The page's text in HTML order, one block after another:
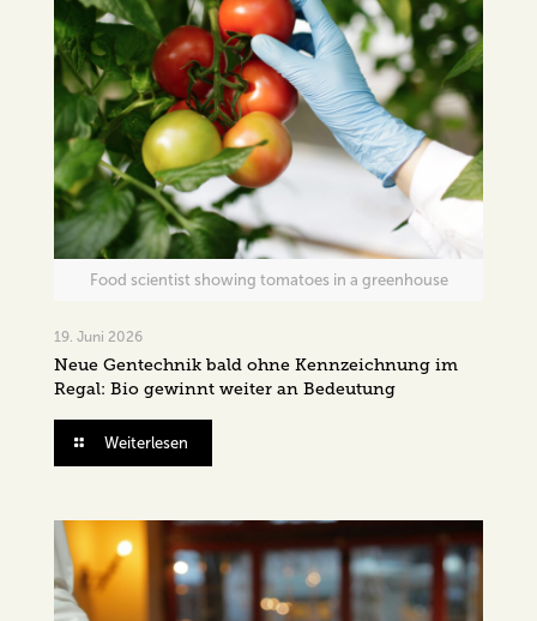
Food scientist showing tomatoes in a greenhouse
19. Juni 2026
Neue Gentechnik bald ohne Kennzeichnung im
Regal: Bio gewinnt weiter an Bedeutung
Weiterlesen